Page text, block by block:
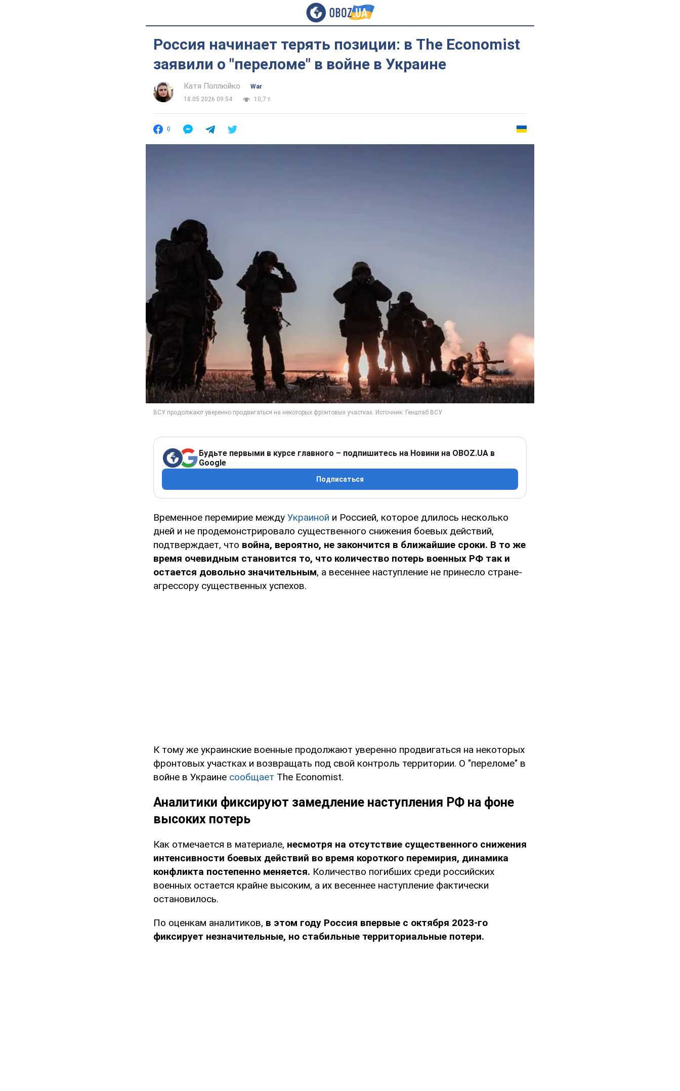
Россия начинает терять позиции: в The Economist
заявили о "переломе" в войне в Украине
Катя Поплюйко
War
18.05.2026 09:54
10,7 т.
0
Будьте первыми в курсе главного – подпишитесь на Новини на OBOZ.UA в
Google
Подписаться
Временное перемирие между Украиной и Россией, которое длилось несколько
дней и не продемонстрировало существенного снижения боевых действий,
подтверждает, что война, вероятно, не закончится в ближайшие сроки. В то же
время очевидным становится то, что количество потерь военных РФ так и
остается довольно значительным, а весеннее наступление не принесло стране-
агрессору существенных успехов.
К тому же украинские военные продолжают уверенно продвигаться на некоторых
фронтовых участках и возвращать под свой контроль территории. О "переломе" в
войне в Украине сообщает The Economist.
Аналитики фиксируют замедление наступления РФ на фоне
высоких потерь
Как отмечается в материале, несмотря на отсутствие существенного снижения
интенсивности боевых действий во время короткого перемирия, динамика
конфликта постепенно меняется. Количество погибших среди российских
военных остается крайне высоким, а их весеннее наступление фактически
остановилось.
По оценкам аналитиков, в этом году Россия впервые с октября 2023-го
фиксирует незначительные, но стабильные территориальные потери.